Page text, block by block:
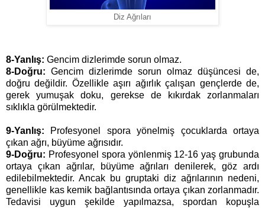
Diz Ağrıları
8-Yanlış: Gencim dizlerimde sorun olmaz.
8-Doğru: Gencim dizlerimde sorun olmaz düşüncesi de,
doğru değildir. Özellikle aşırı ağırlık çalışan gençlerde de,
gerek yumuşak doku, gerekse de kıkırdak zorlanmaları
sıklıkla görülmektedir.
9-Yanlış: Profesyonel spora yönelmiş çocuklarda ortaya
çıkan ağrı, büyüme ağrısıdır.
9-Doğru: Profesyonel spora yönlenmiş 12-16 yaş grubunda
ortaya çıkan ağrılar, büyüme ağrıları denilerek, göz ardı
edilebilmektedir. Ancak bu gruptaki diz ağrılarının nedeni,
genellikle kas kemik bağlantısında ortaya çıkan zorlanmadır.
Tedavisi uygun şekilde yapılmazsa, spordan kopuşla